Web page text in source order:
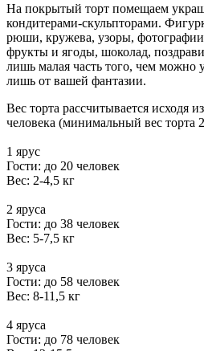
На покрытый торт помещаем
кондитерами-скульпторами.
рюши, кружева, узоры,
фрукты и ягоды, шоколад,
лишь малая часть того, чем можно
лишь от вашей фантазии.
Вес торта рассчитывается исходя
человека (минимальный вес торта
1 ярус
Гости: до 20 человек
Вес: 2-4,5 кг
2 яруса
Гости: до 38 человек
Вес: 5-7,5 кг
3 яруса
Гости: до 58 человек
Вес: 8-11,5 кг
4 яруса
Гости: до 78 человек